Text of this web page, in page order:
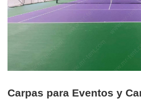
Carpas para Eventos y